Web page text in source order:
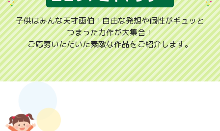
子供はみんな天才画伯！自由な発想や個性がギュッと
つまった力作が大集合！
ご応募いただいた素敵な作品をご紹介します。